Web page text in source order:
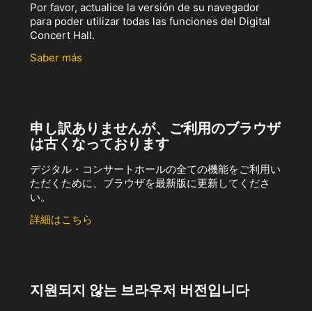
Por favor, actualice la versión de su navegador
para poder utilizar todas las funciones del Digital
Concert Hall.
Saber más
申し訳ありませんが、ご利用のブラウザ
は古くなっております
デジタル・コンサートホールの全ての機能をご利用い
ただくために、ブラウザを最新版に更新してくださ
い。
詳細はこちら
지원되지 않는 브라우저 버전입니다